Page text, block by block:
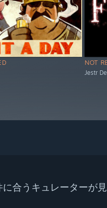
NOT
Jestr
合うキュレーターが